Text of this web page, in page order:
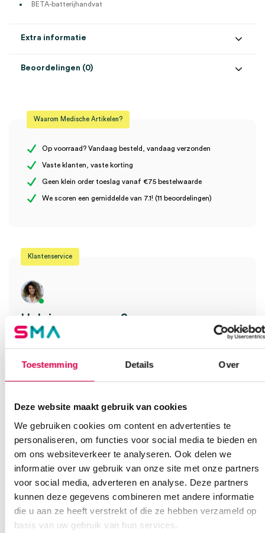
Toestemming Details Over
Deze website maakt gebruik van cookies
We gebruiken cookies om content en advertenties te
personaliseren, om functies voor social media te bieden en
om ons websiteverkeer te analyseren. Ook delen we
informatie over uw gebruik van onze site met onze partners
voor social media, adverteren en analyse. Deze partners
kunnen deze gegevens combineren met andere informatie
die u aan ze heeft verstrekt of die ze hebben verzameld op
basis van uw gebruik van hun services.
BETA-batterijhandvat
Extra informatie
Steriel onsteriel
Uitvoering
Beoordelingen (0)
Er zijn nog geen beoordelingen.
BETA batterijhandvat, koffer (set)” te beoordelen
Waarom Medische Artikelen?
Op voorraad? Vandaag besteld, vandaag verzonden
Vaste klanten, vaste korting
Geen klein order toeslag vanaf €75 bestelwaarde
We scoren een gemiddelde van 7.1! (11 beoordelingen)
Klantenservice
Heb je een vraag?
Anca helpt je!
Vind je antwoord snel en makkelijk op onze klantenservice pagina.
Of contacteer ons via een van de onderstaande opties.
Onze klantenservice is bereikbaar van maandag t/m vrijdag van
Bel Anca E-mail Anca Contactformulier